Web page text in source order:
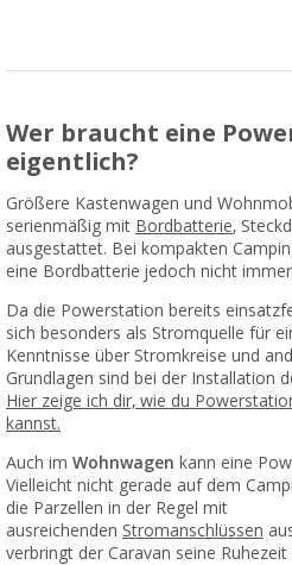
Wer braucht eine
eigentlich?
Größere Kastenwagen und
serienmäßig mit Bordbatterie,
ausgestattet. Bei kompakten
eine Bordbatterie jedoch nicht
Da die Powerstation bereits
sich besonders als Stromquelle für
Kenntnisse über Stromkreise und
Grundlagen sind bei der Installation
Hier zeige ich dir, wie du
kannst.
Auch im Wohnwagen kann eine
Vielleicht nicht gerade auf dem
die Parzellen in der Regel mit
ausreichenden Stromanschlüssen
verbringt der Caravan seine